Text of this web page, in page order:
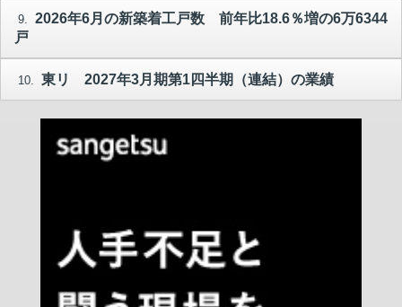
9. 2026年6月の新築着工戸数 前年比18.6％増の6万6344
戸
10. 東リ 2027年3月期第1四半期（連結）の業績